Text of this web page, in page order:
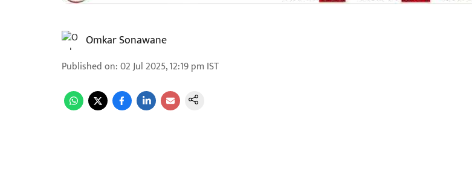
Omkar Sonawane
Published on:02 Jul 2025, 12:19 pm IST